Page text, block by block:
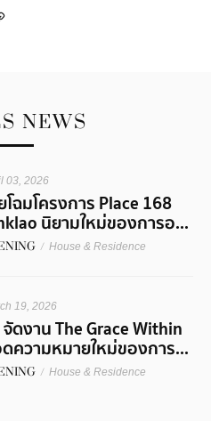
NEWS
03, 2026
โฉมโครงการ Place 168
นิยามใหม่ของการอ...
/ House & Residence
19, 2026
จัดงาน The Grace Within
ความหมายใหม่ของการ...
/ House & Residence